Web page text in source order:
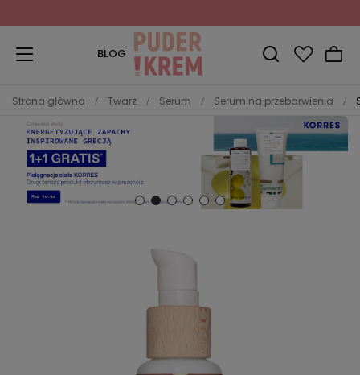
BLOG
Strona główna Twarz Serum Serum na przebarwienia